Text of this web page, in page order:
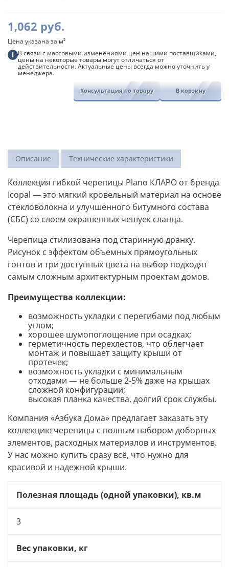
КЛАРО
Icopal
1,062 руб.
Цена указана за м²
i В связи с массовыми изменениями цен нашими поставщиками,
цены на некоторые товары могут отличаться от
действительности. Актуальные цены всегда можно уточнить у
менеджера.
Консультация по товару В корзину
Описание Технические характеристики
Коллекция гибкой черепицы Plano КЛАРО от бренда
Icopal — это мягкий кровельный материал на основе
стекловолокна и улучшенного битумного состава
(СБС) со слоем окрашенных чешуек сланца.
Черепица стилизована под старинную дранку.
Рисунок с эффектом объемных прямоугольных
гонтов и три доступных цвета на выбор подходят
самым сложным архитектурным проектам домов.
Преимущества коллекции:
возможность укладки с перегибами под любым
углом;
хорошее шумопоглощение при осадках;
герметичность перехлестов, что облегчает
монтаж и повышает защиту крыши от
протечек;
возможность укладки с минимальным
отходами — не больше 2-5% даже на крышах
сложной конфигурации;
высокая планка качества, долгий срок службы.
Компания «Азбука Дома» предлагает заказать эту
коллекцию черепицы с полным набором доборных
элементов, расходных материалов и инструментов.
У нас можно купить сразу всё, что нужно для
красивой и надежной крыши.
Полезная площадь (одной упаковки), кв.м
3
Вес упаковки, кг